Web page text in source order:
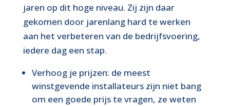
jaren op dit hoge niveau. Zij zijn daar
gekomen door jarenlang hard te werken
aan het verbeteren van de bedrijfsvoering,
iedere dag een stap.
Verhoog je prijzen: de meest
winstgevende installateurs zijn niet bang
om een goede prijs te vragen, ze weten